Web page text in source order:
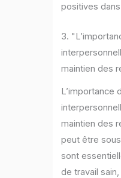
positives
3.
maintien des
L’importance
maintien des
peut être
sont
de travail